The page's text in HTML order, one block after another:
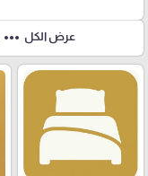
عرض الكل more_horiz